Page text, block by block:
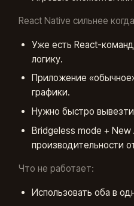
React Native сильнее
Уже есть React-
логику.
Приложение
графики.
Нужно быстро
Bridgeless mode + New
производительности
Что не работает:
Использовать оба в